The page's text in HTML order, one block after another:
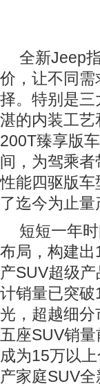
全新Jeep
价，让不同
择。特别是
湛的内装工
200T臻享版
间，为驾乘
性能四驱版
了迄今为止
短短一年
布局，构建
产SUV超级
计销量已突
光，超越细
五座SUV销
成为15万以
产家庭SUV